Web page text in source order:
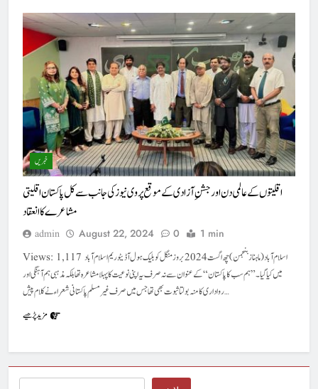
خبریں
اقلیتوں کے عالمی دن اور جشنِ آزادی کے موقع پر وی نیوز کی جانب سے کل پاکستان اقلیتی
مشاعرے کا انعقاد
admin August 22, 2024 0 1 min
Views: 1,117 اسلام آباد (ماہناز بنجمن) چھ اگست 2024 بروز منگل کو بلیک ہول آڈیٹوریم اسلام آباد
میں کیا گیا۔”ہم سب کا پاکستان “کے عنوان سےنہ صرف یہ اپنی نوعیت کا پہلا مشاعرہ تھا بلکہ مذہبی ہم آہنگی اور
رواداری کا منہ بولتا ثبوت بھی تھاجس میں صرف غیر مسلم پاکستانی شعراء نے کلام پیش…
مزید پڑھیے